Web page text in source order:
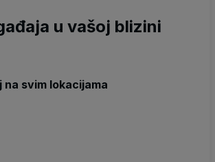
u vašoj blizini
na svim lokacijama